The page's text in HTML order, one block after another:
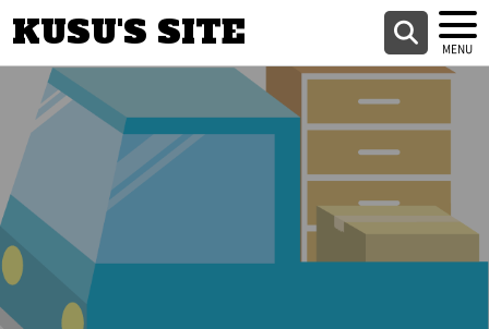
KUSU'S SITE